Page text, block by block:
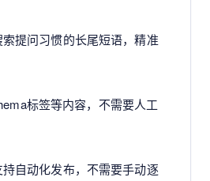
提问习惯的长尾短语，精准
标签等内容，不需要人工
自动化发布，不需要手动逐